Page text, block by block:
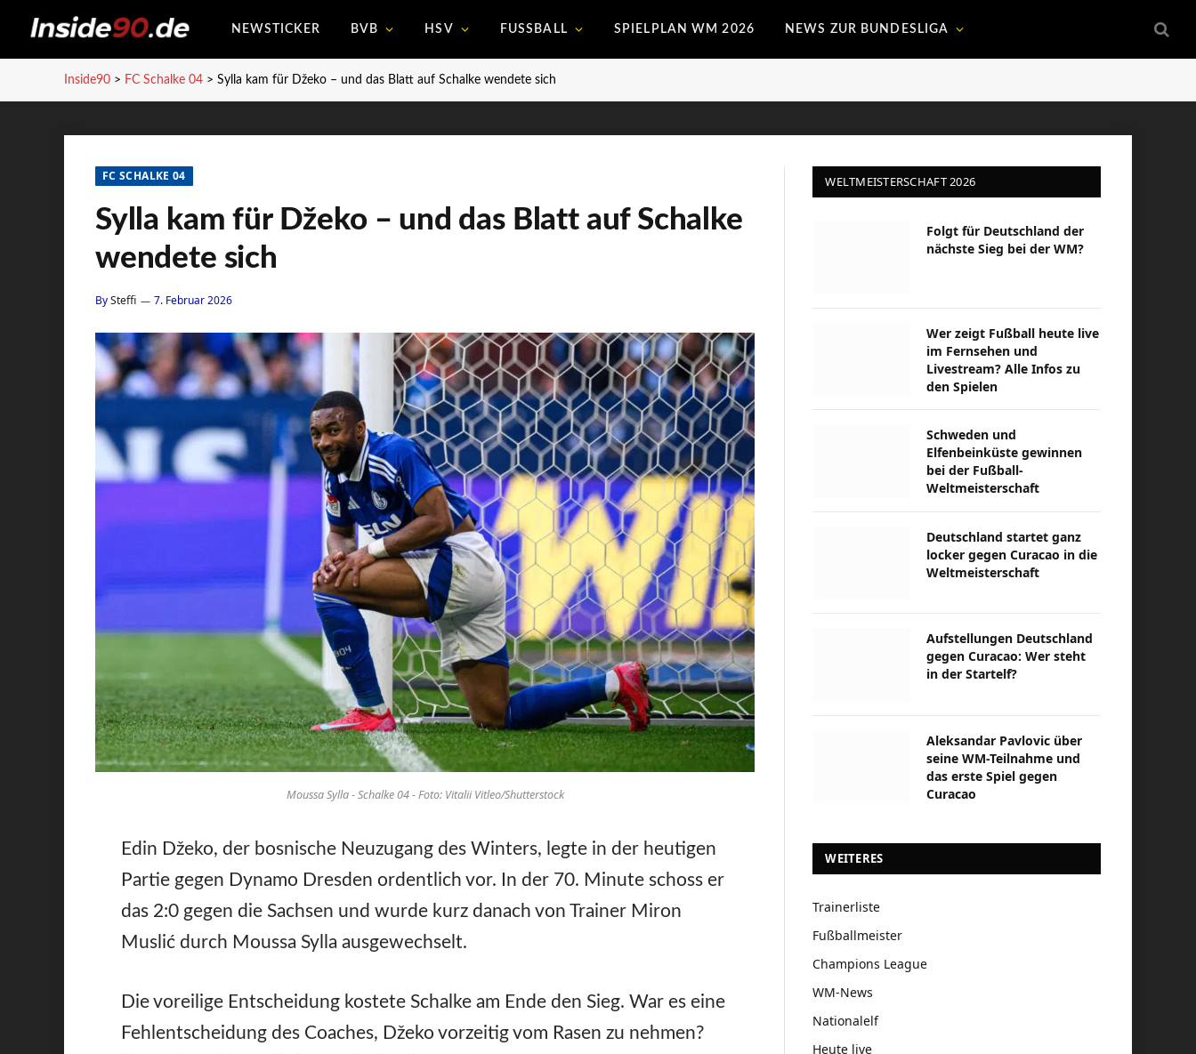
NEWSTICKER BVB HSV FUSSBALL SPIELPLAN WM 2026 NEWS ZUR BUNDESLIGA
Inside90 > FC Schalke 04 > Sylla kam für Džeko – und das Blatt auf Schalke wendete sich
FC SCHALKE 04
Sylla kam für Džeko – und das Blatt auf Schalke
wendete sich
BySteffi 7. Februar 2026
Moussa Sylla - Schalke 04 - Foto: Vitalii Vitleo/Shutterstock
Edin Džeko, der bosnische Neuzugang des Winters, legte in der heutigen
Partie gegen Dynamo Dresden ordentlich vor. In der 70. Minute schoss er
das 2:0 gegen die Sachsen und wurde kurz danach von Trainer Miron
Muslić durch Moussa Sylla ausgewechselt.
Die voreilige Entscheidung kostete Schalke am Ende den Sieg. War es eine
Fehlentscheidung des Coaches, Džeko vorzeitig vom Rasen zu nehmen?
WELTMEISTERSCHAFT 2026
Folgt für Deutschland der
nächste Sieg bei der WM?
Wer zeigt Fußball heute live
im Fernsehen und
Livestream? Alle Infos zu
den Spielen
Schweden und
Elfenbeinküste gewinnen
bei der Fußball-
Weltmeisterschaft
Deutschland startet ganz
locker gegen Curacao in die
Weltmeisterschaft
Aufstellungen Deutschland
gegen Curacao: Wer steht
in der Startelf?
Aleksandar Pavlovic über
seine WM-Teilnahme und
das erste Spiel gegen
Curacao
WEITERES
Trainerliste
Fußballmeister
Champions League
WM-News
Nationalelf
Heute live